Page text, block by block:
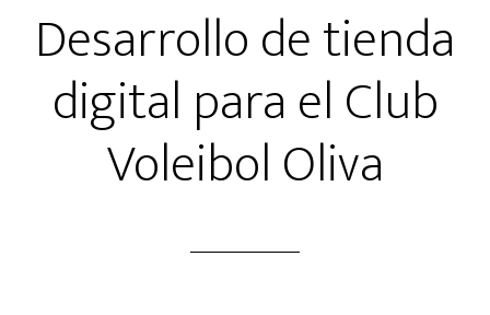
Desarrollo de tienda
digital para el Club
Voleibol Oliva